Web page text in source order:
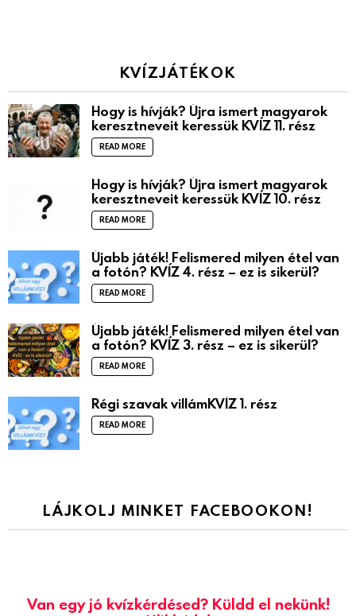
KVÍZJÁTÉKOK
Hogy is hívják? Újra ismert magyarok
keresztneveit keressük KVÍZ 11. rész
READ MORE
Hogy is hívják? Újra ismert magyarok
keresztneveit keressük KVÍZ 10. rész
READ MORE
Újabb játék! Felismered milyen étel van
a fotón? KVÍZ 4. rész – ez is sikerül?
READ MORE
Újabb játék! Felismered milyen étel van
a fotón? KVÍZ 3. rész – ez is sikerül?
READ MORE
Régi szavak villámKVÍZ 1. rész
READ MORE
LÁJKOLJ MINKET FACEBOOKON!
Van egy jó kvízkérdésed? Küldd el nekünk!